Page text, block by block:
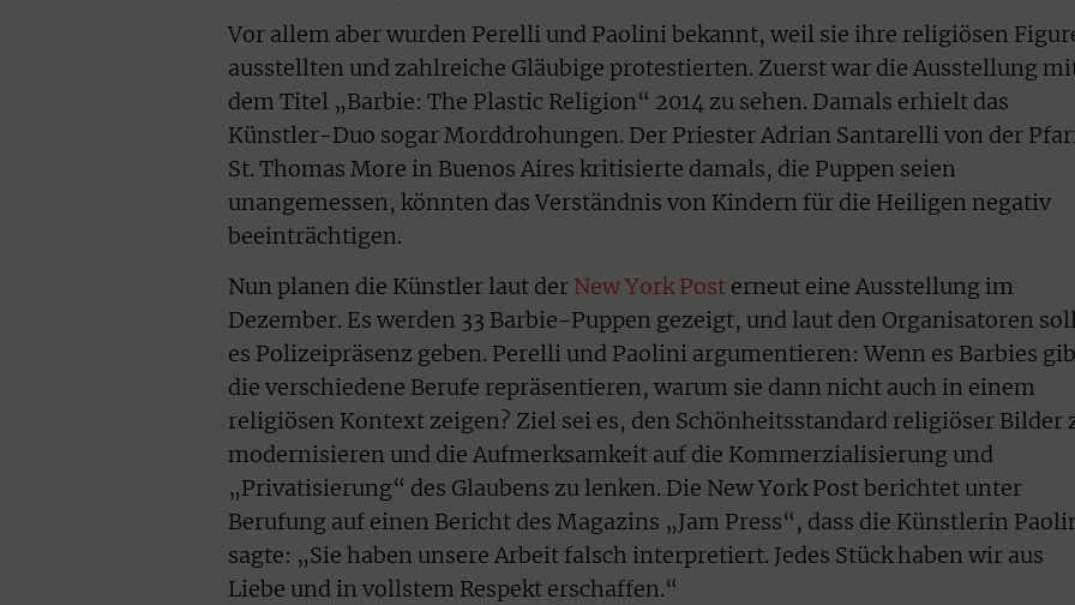
Vor allem aber wurden Perelli und Paolini bekannt, weil sie ihre religiösen
ausstellten und zahlreiche Gläubige protestierten. Zuerst war die Ausstellung
dem Titel „Barbie: The Plastic Religion“ 2014 zu sehen. Damals erhielt das
Künstler-Duo sogar Morddrohungen. Der Priester Adrian Santarelli von der
St. Thomas More in Buenos Aires kritisierte damals, die Puppen seien
unangemessen, könnten das Verständnis von Kindern für die Heiligen negativ
beeinträchtigen.
Nun planen die Künstler laut der New York Post erneut eine Ausstellung im
Dezember. Es werden 33 Barbie-Puppen gezeigt, und laut den Organisatoren
es Polizeipräsenz geben. Perelli und Paolini argumentieren: Wenn es Barbies
die verschiedene Berufe repräsentieren, warum sie dann nicht auch in einem
religiösen Kontext zeigen? Ziel sei es, den Schönheitsstandard religiöser Bilder
modernisieren und die Aufmerksamkeit auf die Kommerzialisierung und
„Privatisierung“ des Glaubens zu lenken. Die New York Post berichtet unter
Berufung auf einen Bericht des Magazins „Jam Press“, dass die Künstlerin
sagte: „Sie haben unsere Arbeit falsch interpretiert. Jedes Stück haben wir aus
Liebe und in vollstem Respekt erschaffen.“